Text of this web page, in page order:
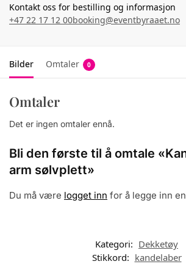
Kontakt oss for bestilling og informasjon
+47 22 17 12 00booking@eventbyraaet.no
Bilder Omtaler 0
Omtaler
Det er ingen omtaler ennå.
Bli den første til å omtale
arm sølvplett»
Du må være logget inn for å legge inn
Kategori: Dekketøy
Stikkord: kandelaber